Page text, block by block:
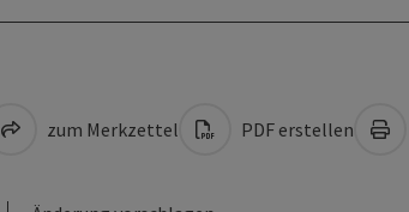
zum Merkzettel PDF erstellen